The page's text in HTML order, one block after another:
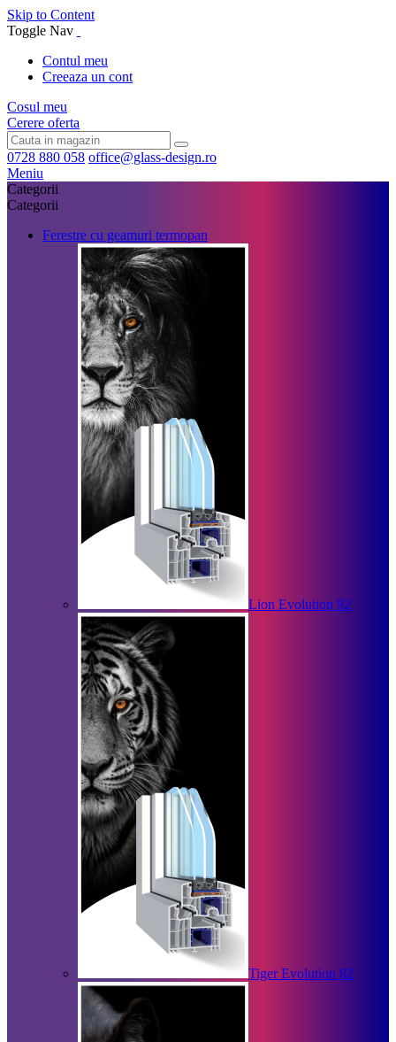
Skip to Content
Toggle Nav
Contul meu
Creeaza un cont
Cosul meu
Cerere oferta
0728 880 058 office@glass-design.ro
Meniu
Categorii
Categorii
Ferestre cu geamuri termopan
Lion Evolution 92
Tiger Evolution 82